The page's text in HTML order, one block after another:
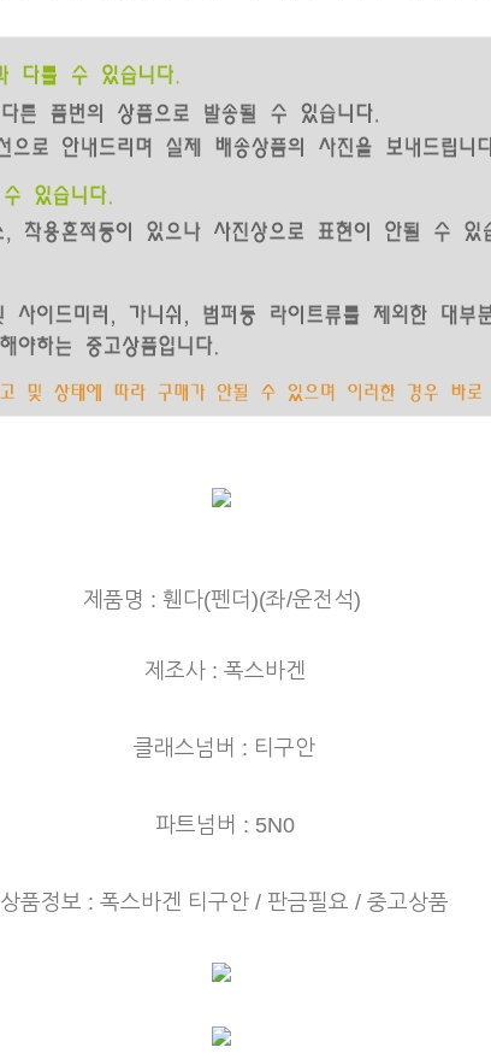
제품명 : 휀다(펜더)(좌/운전 석)
제조사 : 폭스바겐
클래스넘버 : 티구안
파트넘버 : 5N0
상품정보 : 폭스바겐 티구안 / 판금필요 / 중고상품